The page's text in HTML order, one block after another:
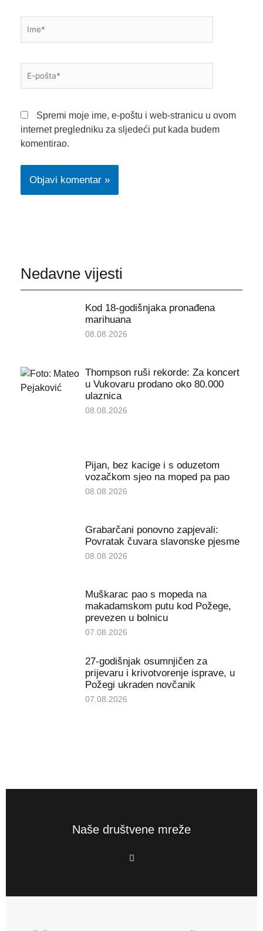
pošta*
Spremi moje ime, e-poštu i web-stranicu u ovom
internet pregledniku za sljedeći put kada budem
komentirao.
Nedavne vijesti
Kod 18-godišnjaka pronađena
marihuana
08.08.2026
Thompson ruši rekorde: Za koncert
u Vukovaru prodano oko 80.000
ulaznica
08.08.2026
Pijan, bez kacige i s oduzetom
vozačkom sjeo na moped pa pao
08.08.2026
Grabarčani ponovno zapjevali:
Povratak čuvara slavonske pjesme
08.08.2026
Muškarac pao s mopeda na
makadamskom putu kod Požege,
prevezen u bolnicu
07.08.2026
27-godišnjak osumnjičen za
prijevaru i krivotvorenje isprave, u
Požegi ukraden novčanik
07.08.2026
Naše društvene mreže
F
a
o